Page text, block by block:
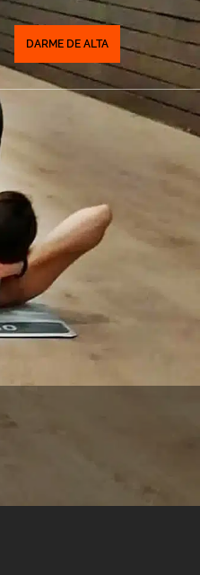
DARME DE ALTA